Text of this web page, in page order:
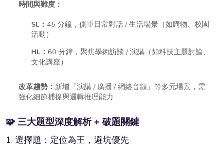
時間與難度：
SL： 45 分鐘，側重日常對話 / 生活場景（如購物、校園
活動）
HL： 60 分鐘，聚焦學術訪談 / 演講（如科技主題討論、
文化講座）
改革趨勢： 新增「演講 / 廣播 / 網絡音頻」等多元場景，需
強化細節捕捉與邏輯推理能力
🧩 三大題型深度解析 + 破題關鍵
1. 選擇題：定位為王，避坑優先